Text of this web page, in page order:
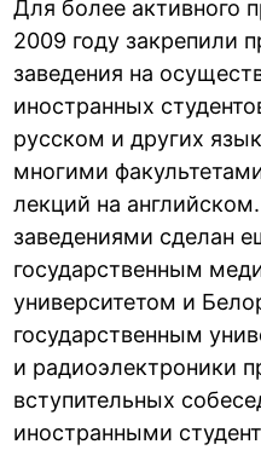
Для более активного
2009 году закрепили
заведения на
иностранных
русском и других
многими
лекций на
заведениями сделан
государственным
университетом и
государственным
и радиоэлектроники
вступительных
иностранными